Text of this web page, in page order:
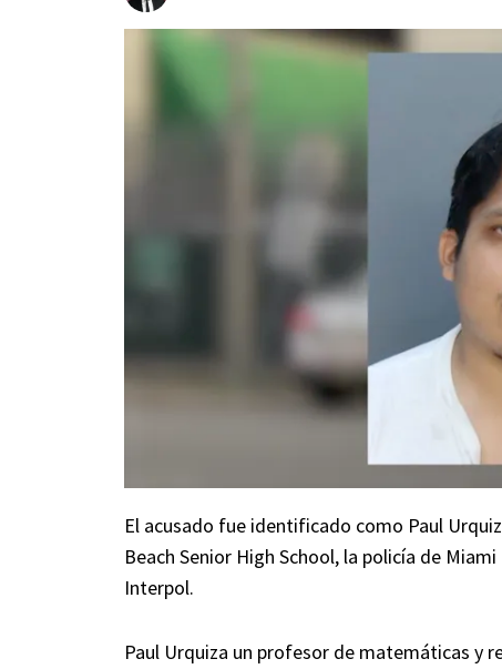
El acusado fue identificado como Paul
Beach Senior High School, la policía de
Interpol.
Paul Urquiza un profesor de matemáticas y